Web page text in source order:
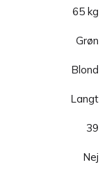
65 kg
Grøn
Blond
Langt
39
Nej